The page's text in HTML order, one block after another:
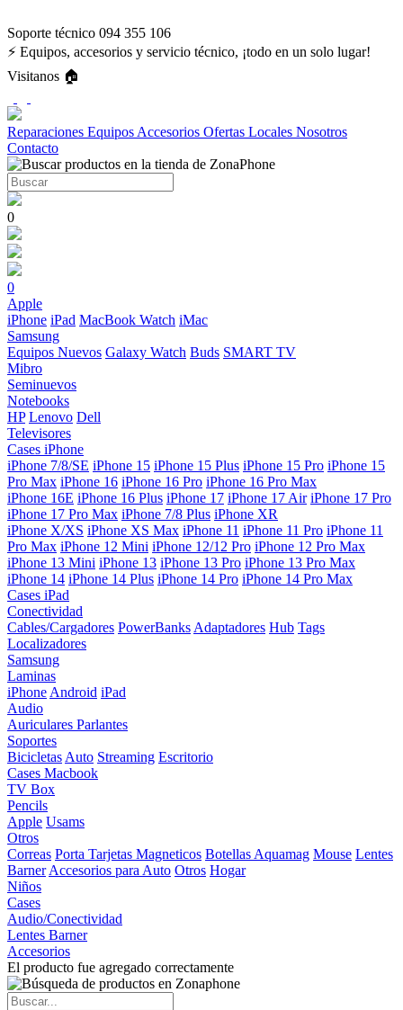
Soporte técnico 094 355 106
⚡ Equipos, accesorios y servicio técnico, ¡todo en un solo lugar!
Visitanos 🏠
Reparaciones Equipos Accesorios Ofertas Locales Nosotros
Contacto
0
0
Apple
iPhone iPad MacBook Watch iMac
Samsung
Equipos Nuevos Galaxy Watch Buds SMART TV
Mibro
Seminuevos
Notebooks
HP Lenovo Dell
Televisores
Cases iPhone
iPhone 7/8/SE iPhone 15 iPhone 15 Plus iPhone 15 Pro iPhone 15
Pro Max iPhone 16 iPhone 16 Pro iPhone 16 Pro Max
iPhone 16E iPhone 16 Plus iPhone 17 iPhone 17 Air iPhone 17 Pro
iPhone 17 Pro Max iPhone 7/8 Plus iPhone XR
iPhone X/XS iPhone XS Max iPhone 11 iPhone 11 Pro iPhone 11
Pro Max iPhone 12 Mini iPhone 12/12 Pro iPhone 12 Pro Max
iPhone 13 Mini iPhone 13 iPhone 13 Pro iPhone 13 Pro Max
iPhone 14 iPhone 14 Plus iPhone 14 Pro iPhone 14 Pro Max
Cases iPad
Conectividad
Cables/Cargadores PowerBanks Adaptadores Hub Tags
Localizadores
Samsung
Laminas
iPhone Android iPad
Audio
Auriculares Parlantes
Soportes
Bicicletas Auto Streaming Escritorio
Cases Macbook
TV Box
Pencils
Apple Usams
Otros
Correas Porta Tarjetas Magneticos Botellas Aquamag Mouse Lentes
Barner Accesorios para Auto Otros Hogar
Niños
Cases
Audio/Conectividad
Lentes Barner
Accesorios
El producto fue agregado correctamente